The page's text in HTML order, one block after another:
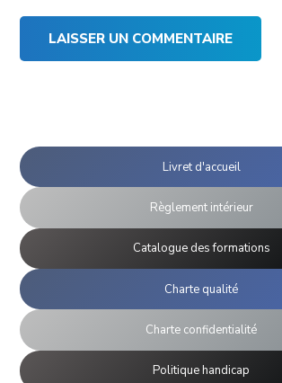
Livret d'accueil
Règlement intérieur
Catalogue des formations
Charte qualité
Charte confidentialité
Politique handicap